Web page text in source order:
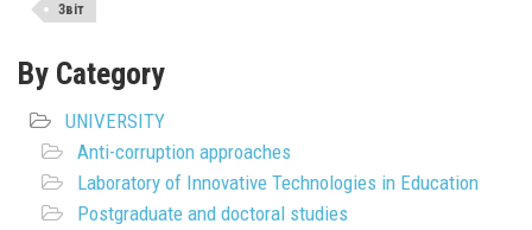
Звіт
By Category
UNIVERSITY
Anti-corruption approaches
Laboratory of Innovative Technologies in Education
Postgraduate and doctoral studies